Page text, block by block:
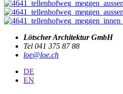
Lötscher Architektur GmbH
Tel 041 375 87 88
loe@loe.ch
DE
EN